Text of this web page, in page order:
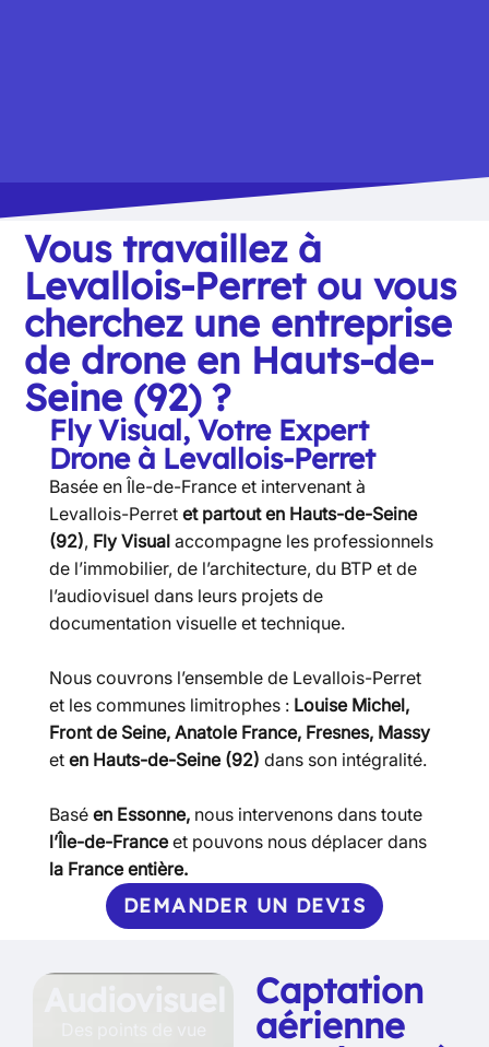
Vous travaillez à
Levallois-Perret ou vous
cherchez une entreprise
de drone en Hauts-de-
Seine (92) ?
Fly Visual, Votre Expert
Drone à Levallois-Perret
Basée en Île-de-France et intervenant à
Levallois-Perret et partout en Hauts-de-Seine
(92), Fly Visualaccompagne les professionnels
de l’immobilier, de l’architecture, du BTP et de
l’audiovisuel dans leurs projets de
documentation visuelle et technique.
Nous couvrons l’ensemble de Levallois-Perret
et les communes limitrophes : Louise Michel,
Front de Seine, Anatole France, Fresnes, Massy
et en Hauts-de-Seine (92) dans son intégralité.
Basé en Essonne,nous intervenons dans toute
l’Île-de-Franceet pouvons nous déplacer dans
la France entière.
DEMANDER UN DEVIS
Captation
aérienne